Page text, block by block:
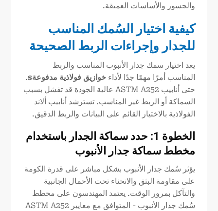
والجسور والأساسات العميقة.
كيفية اختيار السُمك المناسب
للجدار وإجراءات الربط الصحيحة
يعد اختيار سمك جدار الأنبوب المناسب والربط
المناسب أمرًا مهمًا جدًا لأداءخوازيق فولاذية مدفوعةs
.
حتى أنابيب ASTM A252 عالية الجودة قد تفشل بسبب
السماكة أو الربط غير المناسب. تسترشد أنابيب ألاند
الفولاذية بالاختيار القائم على البيانات والربط الدقيق.
الخطوة 1: حدد سماكة الجدار باستخدام
مخطط سماكة جدار الأنبوب
يؤثر سُمك جدار الأنبوب بشكل مباشر على قدرة الكومة
على مقاومة البثق والانحناء تحت الأحمال الجانبية
والتآكل بمرور الوقت. يعتمد المهندسون على مخطط
سُمك جدار الأنبوب - المتوافق مع معايير ASTM A252